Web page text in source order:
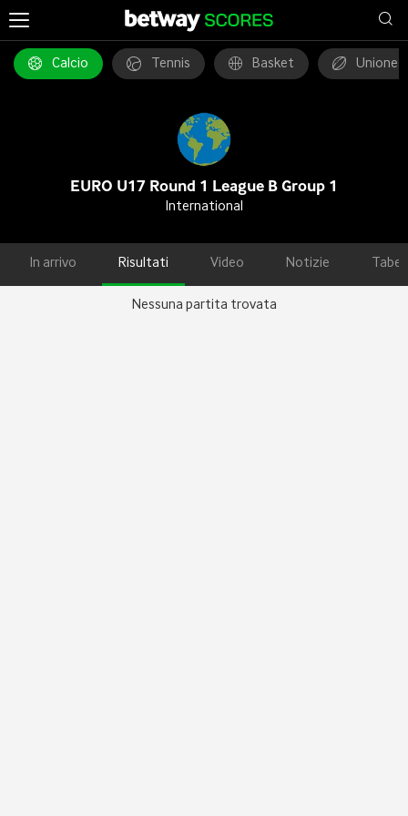
Calcio Tennis Basket Unione
EURO U17 Round 1 League B Group 1
International
In arrivo Risultati Video Notizie
Nessuna partita trovata